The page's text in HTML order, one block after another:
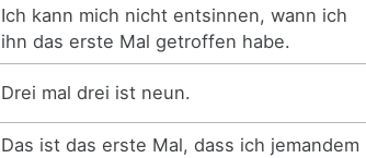
Ich kann mich nicht entsinnen, wann ich
ihn das erste Mal getroffen habe.
Drei mal drei ist neun.
Das ist das erste Mal, dass ich jemandem